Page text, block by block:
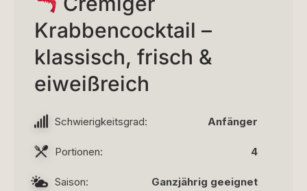
Krabbencocktail –
klassisch, frisch &
eiweißreich
Schwierigkeitsgrad: Anfänger
Portionen: 4
Saison: Ganzjährig geeignet